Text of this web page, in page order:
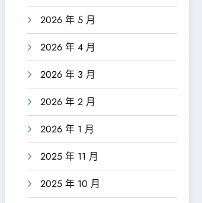
2026 年 5 月
2026 年 4 月
2026 年 3 月
2026 年 2 月
2026 年 1 月
2025 年 11 月
2025 年 10 月